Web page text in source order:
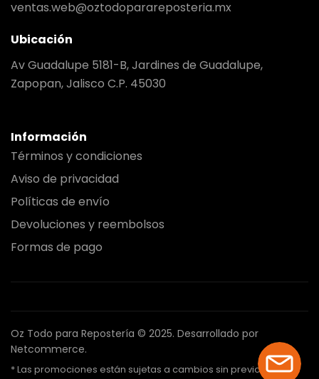
ventas.web@oztodoparareposteria.mx
Ubicación
Av Guadalupe 5181-B, Jardines de Guadalupe,
Zapopan, Jalisco C.P. 45030
Información
Términos y condiciones
Aviso de privacidad
Políticas de envío
Devoluciones y reembolsos
Formas de pago
Oz Todo para Repostería © 2025. Desarrollado por
Netcommerce.
* Las promociones están sujetas a cambios sin previo aviso.